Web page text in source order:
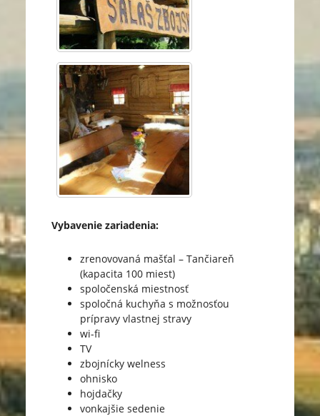
Vybavenie zariadenia:
zrenovovaná mašťal – Tančiareň
(kapacita 100 miest)
spoločenská miestnosť
spoločná kuchyňa s možnosťou
prípravy vlastnej stravy
wi-fi
TV
zbojnícky welness
ohnisko
hojdačky
vonkajšie sedenie